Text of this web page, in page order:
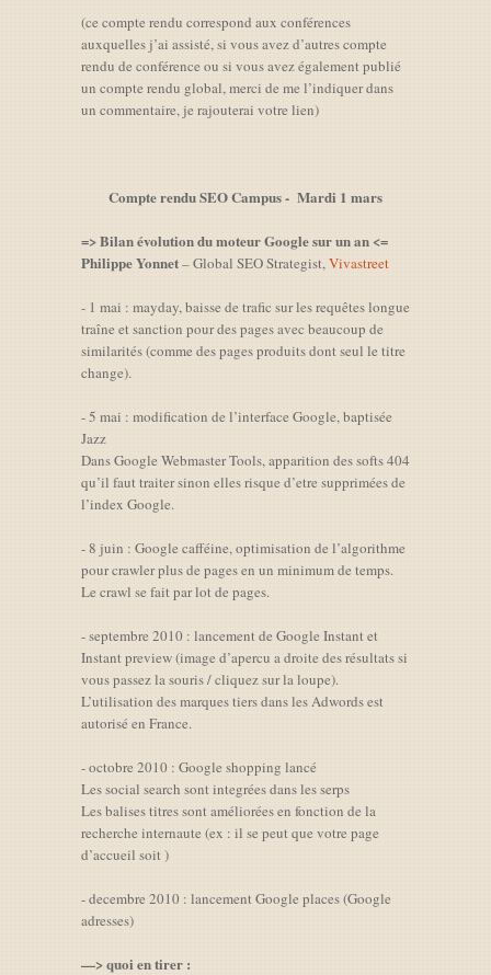
(ce compte rendu correspond aux conférences
auxquelles j’ai assisté, si vous avez d’autres compte
rendu de conférence ou si vous avez également publié
un compte rendu global, merci de me l’indiquer dans
un commentaire, je rajouterai votre lien)
Compte rendu SEO Campus - Mardi 1 mars
=> Bilan évolution du moteur Google sur un an <=
Philippe Yonnet– Global SEO Strategist,Vivastreet
- 1 mai : mayday, baisse de trafic sur les requêtes longue
traîne et sanction pour des pages avec beaucoup de
similarités (comme des pages produits dont seul le titre
change).
- 5 mai : modification de l’interface Google, baptisée
Jazz
Dans Google Webmaster Tools, apparition des softs 404
qu’il faut traiter sinon elles risque d’etre supprimées de
l’index Google.
- 8 juin : Google cafféine, optimisation de l’algorithme
pour crawler plus de pages en un minimum de temps.
Le crawl se fait par lot de pages.
- septembre 2010 : lancement de Google Instant et
Instant preview (image d’apercu a droite des résultats si
vous passez la souris / cliquez sur la loupe).
L’utilisation des marques tiers dans les Adwords est
autorisé en France.
- octobre 2010 : Google shopping lancé
Les social search sont integrées dans les serps
Les balises titres sont améliorées en fonction de la
recherche internaute (ex : il se peut que votre page
d’accueil soit )
- decembre 2010 : lancement Google places (Google
adresses)
—> quoi en tirer :